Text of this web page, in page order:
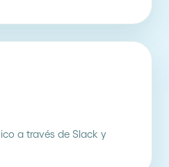
a través de Slack y